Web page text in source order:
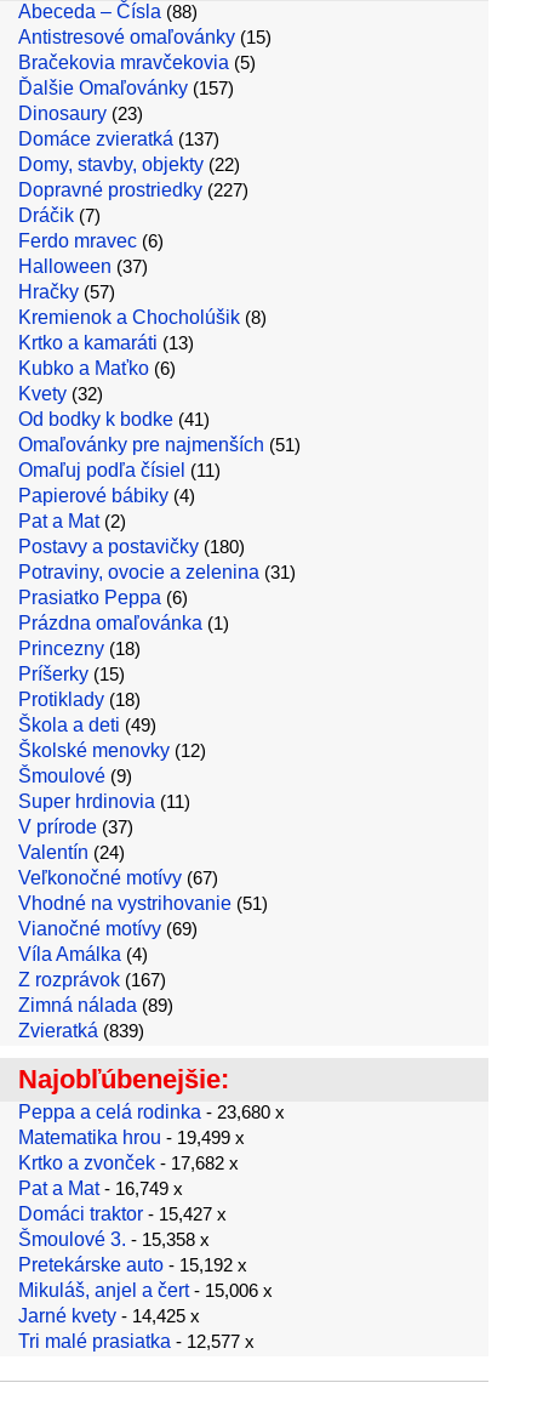
Abeceda – Čísla (88)
Antistresové omaľovánky (15)
Bračekovia mravčekovia (5)
Ďalšie Omaľovánky (157)
Dinosaury (23)
Domáce zvieratká (137)
Domy, stavby, objekty (22)
Dopravné prostriedky (227)
Dráčik (7)
Ferdo mravec (6)
Halloween (37)
Hračky (57)
Kremienok a Chocholúšik (8)
Krtko a kamaráti (13)
Kubko a Maťko (6)
Kvety (32)
Od bodky k bodke (41)
Omaľovánky pre najmenších (51)
Omaľuj podľa čísiel (11)
Papierové bábiky (4)
Pat a Mat(2)
Postavy a postavičky (180)
Potraviny, ovocie a zelenina (31)
Prasiatko Peppa (6)
Prázdna omaľovánka (1)
Princezny (18)
Príšerky (15)
Protiklady (18)
Škola a deti (49)
Školské menovky (12)
Šmoulové (9)
Super hrdinovia (11)
V prírode (37)
Valentín (24)
Veľkonočné motívy (67)
Vhodné na vystrihovanie (51)
Vianočné motívy (69)
Víla Amálka (4)
Z rozprávok (167)
Zimná nálada (89)
Zvieratká (839)
Najobľúbenejšie:
Peppa a celá rodinka - 23,680 x
Matematika hrou - 19,499 x
Krtko a zvonček - 17,682 x
Pat a Mat- 16,749 x
Domáci traktor - 15,427 x
Šmoulové 3. - 15,358 x
Pretekárske auto - 15,192 x
Mikuláš, anjel a čert- 15,006 x
Jarné kvety - 14,425 x
Tri malé prasiatka - 12,577 x